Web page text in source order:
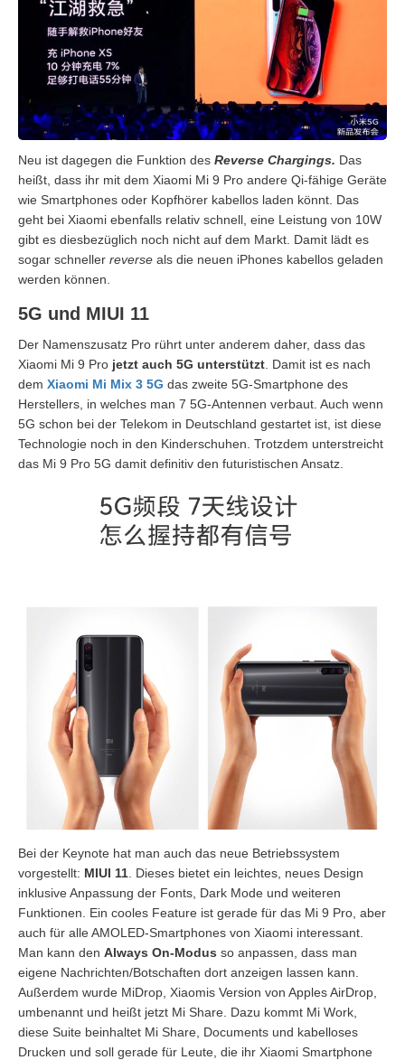
Neu ist dagegen die Funktion des Reverse Chargings. Das
heißt, dass ihr mit dem Xiaomi Mi 9 Pro andere Qi-fähige Geräte
wie Smartphones oder Kopfhörer kabellos laden könnt. Das
geht bei Xiaomi ebenfalls relativ schnell, eine Leistung von 10W
gibt es diesbezüglich noch nicht auf dem Markt. Damit lädt es
sogar schneller reverse als die neuen iPhones kabellos geladen
werden können.
5G und MIUI 11
Der Namenszusatz Pro rührt unter anderem daher, dass das
Xiaomi Mi 9 Pro jetzt auch 5G unterstützt. Damit ist es nach
dem Xiaomi Mi Mix 3 5G das zweite 5G-Smartphone des
Herstellers, in welches man 7 5G-Antennen verbaut. Auch wenn
5G schon bei der Telekom in Deutschland gestartet ist, ist diese
Technologie noch in den Kinderschuhen. Trotzdem unterstreicht
das Mi 9 Pro 5G damit definitiv den futuristischen Ansatz.
Bei der Keynote hat man auch das neue Betriebssystem
vorgestellt: MIUI 11 . Dieses bietet ein leichtes, neues Design
inklusive Anpassung der Fonts, Dark Mode und weiteren
Funktionen. Ein cooles Feature ist gerade für das Mi 9 Pro, aber
auch für alle AMOLED-Smartphones von Xiaomi interessant.
Man kann den Always On-Modus so anpassen, dass man
eigene Nachrichten/Botschaften dort anzeigen lassen kann.
Außerdem wurde MiDrop, Xiaomis Version von Apples AirDrop,
umbenannt und heißt jetzt Mi Share. Dazu kommt Mi Work,
diese Suite beinhaltet Mi Share, Documents und kabelloses
Drucken und soll gerade für Leute, die ihr Xiaomi Smartphone